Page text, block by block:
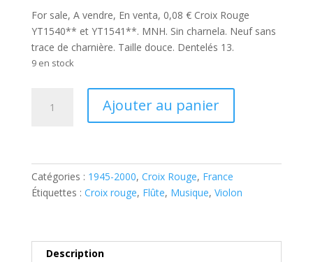
For sale, A vendre, En venta, 0,08 € Croix Rouge
YT1540** et YT1541**. MNH. Sin charnela. Neuf sans
trace de charnière. Taille douce. Dentelés 13.
9 en stock
et
YT1541**
Ajouter au panier
Catégories : 1945-2000, Croix Rouge, France
Étiquettes : Croix rouge, Flûte, Musique, Violon
Description